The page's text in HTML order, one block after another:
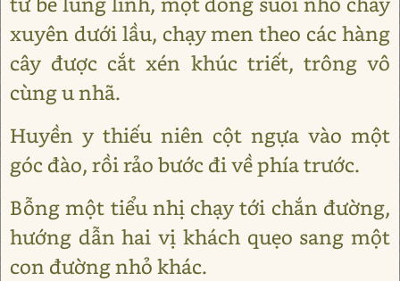
xuyên dưới lầu, chạy men theo các hàng
cây được cắt xén khúc triết, trông vô
cùng u nhã.
Huyền y thiếu niên cột ngựa vào một
góc đào, rồi rảo bước đi về phía trước.
Bỗng một tiểu nhị chạy tới chắn đường,
hướng dẫn hai vị khách quẹo sang một
con đường nhỏ khác.